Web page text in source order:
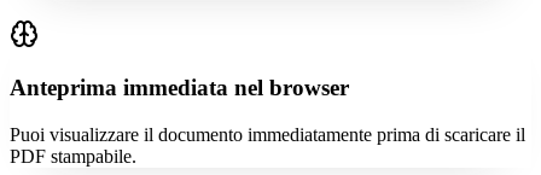
Anteprima immediata nel browser
Puoi visualizzare il documento immediatamente prima di scaricare il
PDF stampabile.